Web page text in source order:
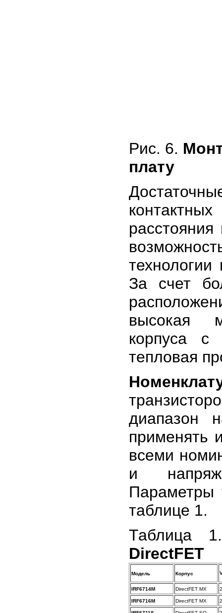
Рис. 6.
плату
За счет
высокая
корпуса с
тепловая
диапазон
применять
всеми
и
Параметры
таблице 1.
Таблица
DirectFET
Модель Корпус
IRF6714M DirectFET MX
IRF6716M DirectFET MX